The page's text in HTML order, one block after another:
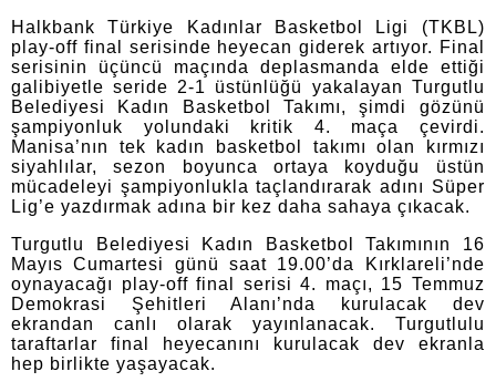
Halkbank Türkiye Kadınlar Basketbol Ligi (TKBL)
play-off final serisinde heyecan giderek artıyor. Final
serisinin üçüncü maçında deplasmanda elde ettiği
galibiyetle seride 2-1 üstünlüğü yakalayan Turgutlu
Belediyesi Kadın Basketbol Takımı, şimdi gözünü
şampiyonluk yolundaki kritik 4. maça çevirdi.
Manisa’nın tek kadın basketbol takımı olan kırmızı
siyahlılar, sezon boyunca ortaya koyduğu üstün
mücadeleyi şampiyonlukla taçlandırarak adını Süper
Lig’e yazdırmak adına bir kez daha sahaya çıkacak.
Turgutlu Belediyesi Kadın Basketbol Takımının 16
Mayıs Cumartesi günü saat 19.00’da Kırklareli’nde
oynayacağı play-off final serisi 4. maçı, 15 Temmuz
Demokrasi Şehitleri Alanı’nda kurulacak dev
ekrandan canlı olarak yayınlanacak. Turgutlulu
taraftarlar final heyecanını kurulacak dev ekranla
hep birlikte yaşayacak.